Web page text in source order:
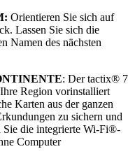
Orientieren Sie sich auf
Lassen Sie sich die
Namen des nächsten
: Der tactix® 7
Region vorinstalliert
Karten aus der ganzen
zu sichern und
Sie die integrierte Wi-Fi®-
Computer